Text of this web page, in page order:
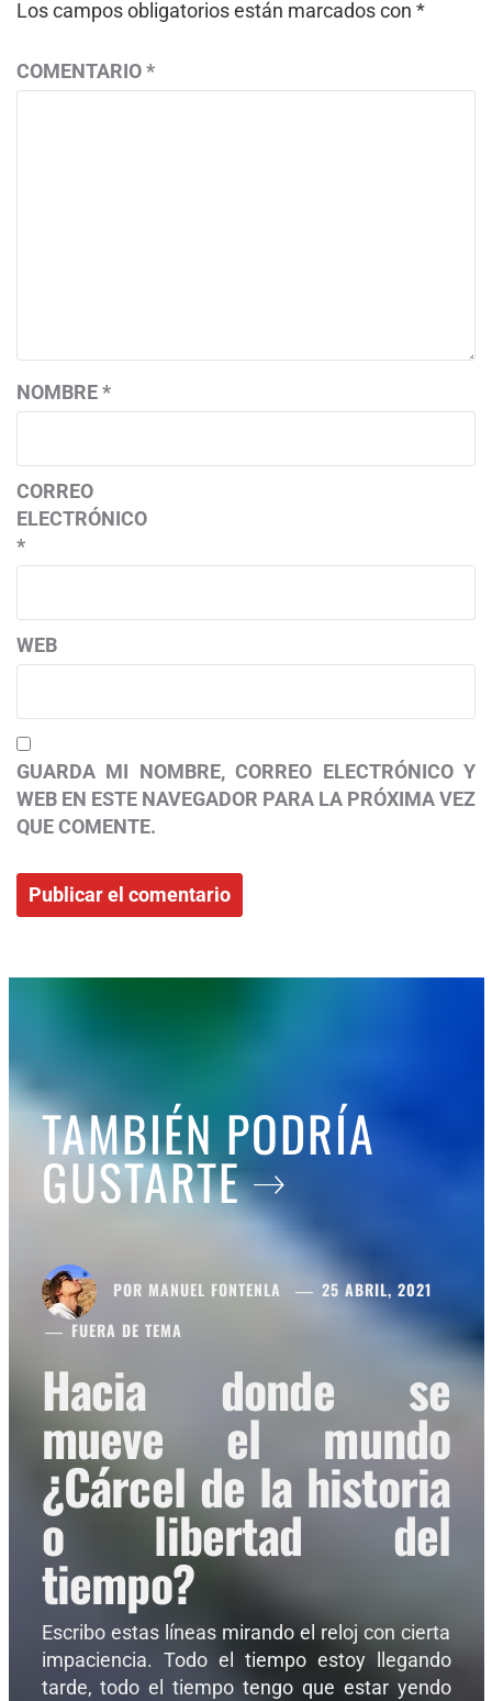
Los campos obligatorios están marcados con *
COMENTARIO*
NOMBRE*
CORREO
ELECTRÓNICO
*
WEB
GUARDA MI NOMBRE, CORREO ELECTRÓNICO Y
WEB EN ESTE NAVEGADOR PARA LA PRÓXIMA VEZ
QUE COMENTE.
TAMBIÉN PODRÍA
GUSTARTE
POR MANUEL FONTENLA
25 ABRIL, 2021
FUERA DE TEMA
Hacia donde se
mueve el mundo
¿Cárcel de la historia
o libertad del
tiempo?
Escribo estas líneas mirando el reloj con cierta
impaciencia. Todo el tiempo estoy llegando
tarde, todo el tiempo tengo que estar yendo